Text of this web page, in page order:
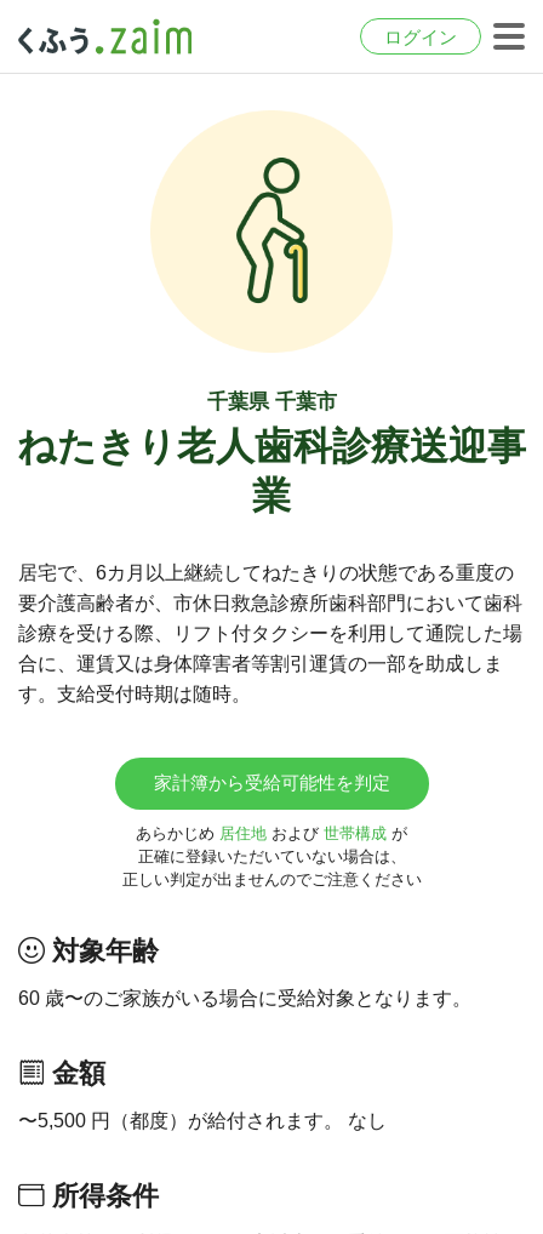
ログイン
千葉県 千葉市
ねたきり老人歯科診療送迎事
業
居宅で、6カ月以上継続してねたきりの状態である重度の
要介護高齢者が、市休日救急診療所歯科部門において歯科
診療を受ける際、リフト付タクシーを利用して通院した場
合に、運賃又は身体障害者等割引運賃の一部を助成しま
す。支給受付時期は随時。
家計簿から受給可能性を判定
あらかじめ 居住地 および 世帯構成 が
正確に登録いただいていない場合は、
正しい判定が出ませんのでご注意ください
対象年齢
60 歳〜のご家族がいる場合に受給対象となります。
金額
〜5,500 円（都度）が給付されます。 なし
所得条件